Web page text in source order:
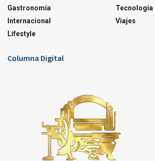
Gastronomía
Internacional
Lifestyle
Tecnología
Viajes
Columna Digital